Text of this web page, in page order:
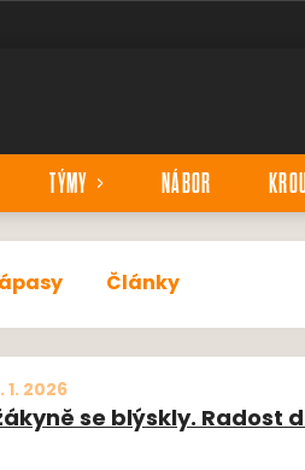
TÝMY NÁBOR
Články
1. 2026
se blýskly. Radost